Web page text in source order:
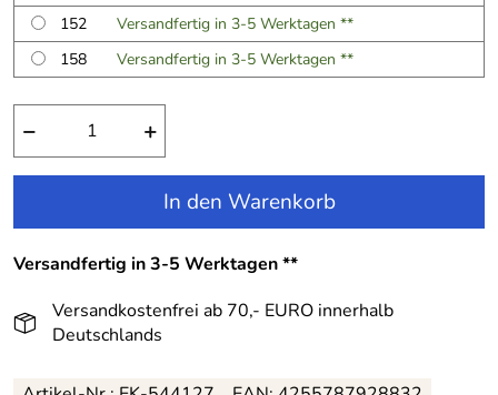
152
Versandfertig in 3-5 Werktagen **
158
Versandfertig in 3-5 Werktagen **
− +
In den Warenkorb
Versandfertig in 3-5 Werktagen **
Versandkostenfrei ab 70,- EURO innerhalb
Deutschlands